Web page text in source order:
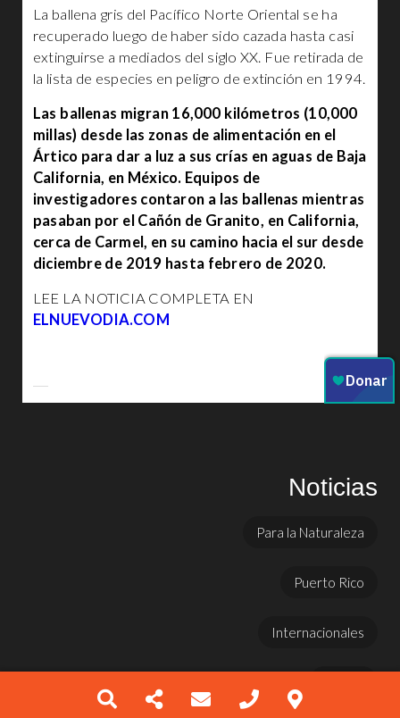
La ballena gris del Pacífico Norte Oriental se ha
recuperado luego de haber sido cazada hasta casi
extinguirse a mediados del siglo XX. Fue retirada de
la lista de especies en peligro de extinción en 1994.
Las ballenas migran 16,000 kilómetros (10,000
millas) desde las zonas de alimentación en el
Ártico para dar a luz a sus crías en aguas de Baja
California, en México. Equipos de
investigadores contaron a las ballenas mientras
pasaban por el Cañón de Granito, en California,
cerca de Carmel, en su camino hacia el sur desde
diciembre de 2019 hasta febrero de 2020.
LEE LA NOTICIA COMPLETA EN
ELNUEVODIA.COM
Noticias
Para la Naturaleza
Puerto Rico
Internacionales